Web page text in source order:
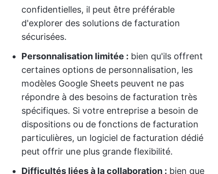
confidentielles, il peut être préférable
d'explorer des solutions de facturation
sécurisées.
Personnalisation limitée : bien qu'ils offrent
certaines options de personnalisation, les
modèles Google Sheets peuvent ne pas
répondre à des besoins de facturation très
spécifiques. Si votre entreprise a besoin de
dispositions ou de fonctions de facturation
particulières, un logiciel de facturation dédié
peut offrir une plus grande flexibilité.
Difficultés liées à la collaboration : bien que